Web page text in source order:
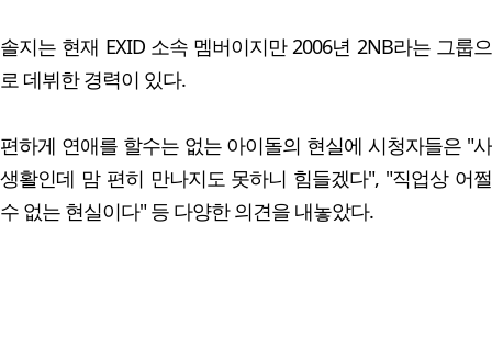
솔지는 현재 EXID 소속 멤버이지만 2006년 2NB라는 그룹으
로 데뷔한 경력이 있다.
편하게 연애를 할수는 없는 아이돌의 현실에 시청자들은 "사
생활인데 맘 편히 만나지도 못하니 힘들겠다", "직업상 어쩔
수 없는 현실이다" 등 다양한 의견을 내놓았다.